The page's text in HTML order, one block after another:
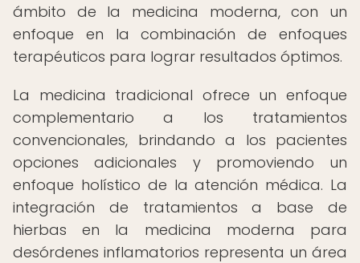
ámbito de la medicina moderna, con un
enfoque en la combinación de enfoques
terapéuticos para lograr resultados óptimos.
La medicina tradicional ofrece un enfoque
complementario a los tratamientos
convencionales, brindando a los pacientes
opciones adicionales y promoviendo un
enfoque holístico de la atención médica. La
integración de tratamientos a base de
hierbas en la medicina moderna para
desórdenes inflamatorios representa un área